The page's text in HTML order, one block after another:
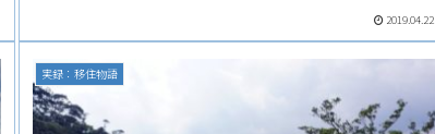
2019.04.22
実録：移住物語